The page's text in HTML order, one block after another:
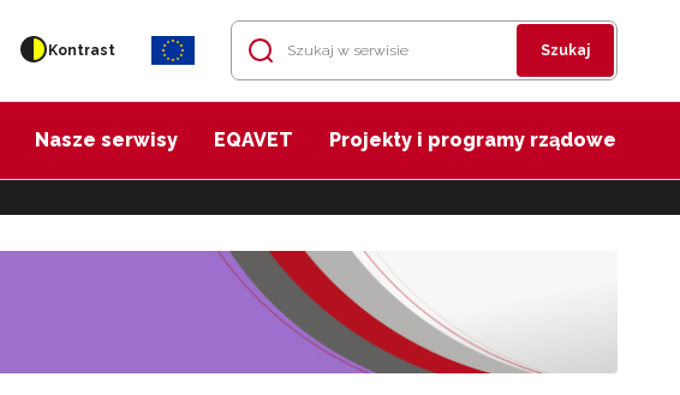
Kontrast Szukaj
Nasze serwisy EQAVET Projekty i programy rządowe